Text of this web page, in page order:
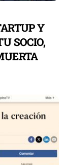
Y
SOCIO,